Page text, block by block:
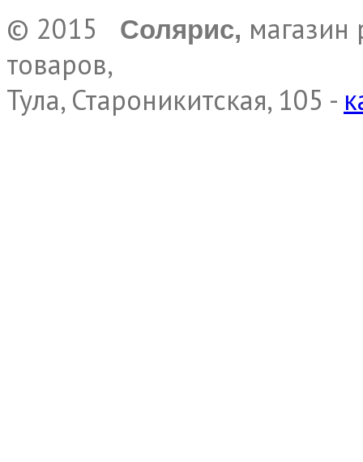
© 2015 Солярис, магазин
товаров,
Тула, Староникитская, 105 -